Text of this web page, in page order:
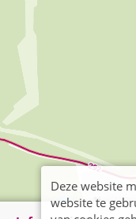
Deze website
website te